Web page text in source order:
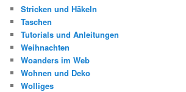
Stricken und Häkeln
Taschen
Tutorials und Anleitungen
Weihnachten
Woanders im Web
Wohnen und Deko
Wolliges